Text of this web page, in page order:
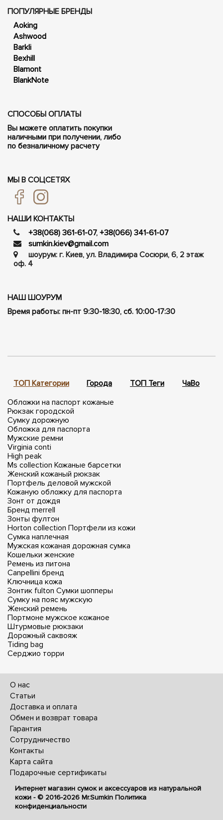
ПОПУЛЯРНЫЕ БРЕНДЫ
Aoking
Ashwood
Barkli
Bexhill
Blamont
BlankNote
СПОСОБЫ ОПЛАТЫ
Вы можете оплатить покупки
наличными при получении, либо
по безналичному расчету
МЫ В СОЦСЕТЯХ
НАШИ КОНТАКТЫ
+38(068) 361-61-07, +38(066) 341-61-07
sumkin.kiev@gmail.com
шоурум: г. Киев, ул. Владимира Сосюри, ​​6, 2 этаж
оф. 4
НАШ ШОУРУМ
Время работы: пн-пт 9:30-18:30, сб. 10:00-17:30
ТОП Категории Города ТОП Теги ЧаВо
Обложки на паспорт кожаные
Рюкзак городской
Сумку дорожную
Обложка для паспорта
Мужские ремни
Virginia conti
High peak
Ms collection Кожаные барсетки
Женский кожаный рюкзак
Портфель деловой мужской
Кожаную обложку для паспорта
Зонт от дождя
Бренд merrell
Зонты фултон
Horton collection Портфели из кожи
Сумка наплечная
Мужская кожаная дорожная сумка
Кошельки женские
Ремень из питона
Canpellini бренд
Ключница кожа
Зонтик fulton Сумки шопперы
Сумку на пояс мужскую
Женский ремень
Портмоне мужское кожаное
Штурмовые рюкзаки
Дорожный саквояж
Tiding bag
Серджио торри
О нас
Статьи
Доставка и оплата
Обмен и возврат товара
Гарантия
Сотрудничество
Контакты
Карта сайта
Подарочные сертификаты
Интернет магазин сумок и аксессуаров из натуральной
кожи - © 2016-2026 Mr.Sumkin Политика
конфиденциальности